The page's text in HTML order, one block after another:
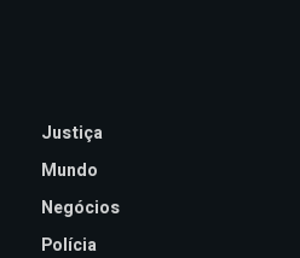
Justiça
Mundo
Negócios
Polícia